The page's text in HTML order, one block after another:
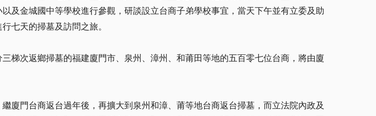
及金城國中等學校進行參觀，研談設立台商子弟學校事宜，當天下午並有立委及助
七天的掃墓及訪問之旅。
梯次返鄉掃墓的福建廈門市、泉州、漳州、和莆田等地的五百零七位台商，將由廈
廈門台商返台過年後，再擴大到泉州和漳、莆等地台商返台掃墓，而立法院內政及